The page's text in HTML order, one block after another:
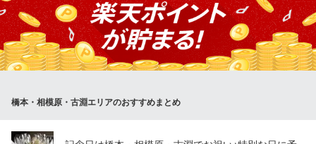
本来の味を引き立てるシンプルな味付けのため、まずはそのまま
で、次にわさび醤油で味わうのがおすすめです。
地鶏 鳥仙人
神奈川県相模原市緑区橋本6-19-1 ルート橋本ビル5F
橋本・相模原・古淵エリアのおすすめまとめ